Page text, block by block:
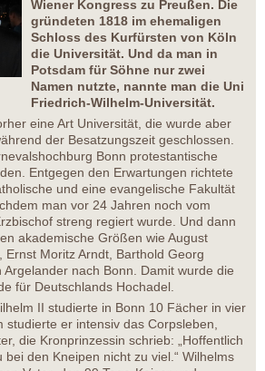
Wiener Kongress zu Preußen. Die
gründeten 1818 im ehemaligen
Schloss des Kurfürsten von Köln
die Universität. Und da man in
Potsdam für Söhne nur zwei
Namen nutzte, nannte man die Uni
Friedrich-Wilhelm-Universität.
eine Art Universität, die wurde aber
der Besatzungszeit geschlossen.
Bonn protestantische
Entgegen den Erwartungen richtete
und eine evangelische Fakultät
man vor 24 Jahren noch vom
streng regiert wurde. Und dann
akademische Größen wie August
Ernst Moritz Arndt, Barthold Georg
nach Bonn. Damit wurde die
für Deutschlands Hochadel.
II studierte in Bonn 10 Fächer in vier
studierte er intensiv das Corpsleben,
die Kronprinzessin schrieb: „Hoffentlich
den Kneipen nicht zu viel.“ Wilhelms